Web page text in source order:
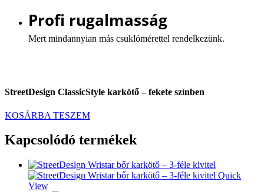
Profi rugalmasság
Mert mindannyian más csuklómérettel rendelkezünk.
StreetDesign ClassicStyle karkötő – fekete színben
KOSÁRBA TESZEM
Kapcsolódó termékek
Quick
View